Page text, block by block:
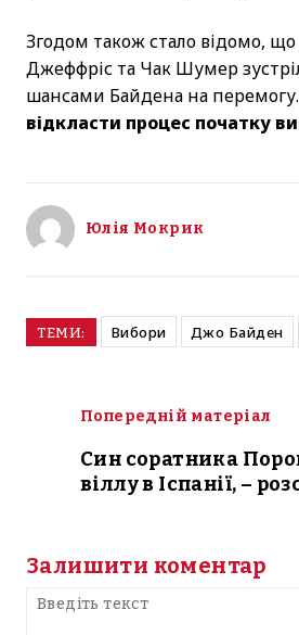
Згодом також стало відомо,
Джеффріс та Чак Шумер
шансами Байдена на
відкласти процес початку
Юлія Мокрик
ТЕМИ: Вибори Джо Байден
Попередній матеріал
Син соратника
віллу в Іспанії, –
Залишити коментар